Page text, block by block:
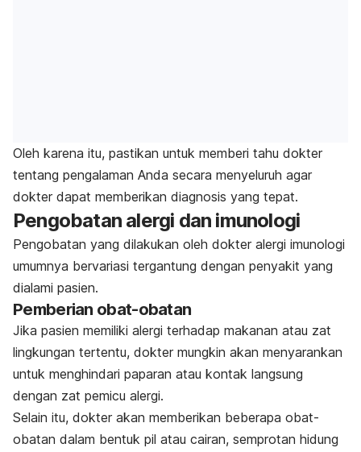
Oleh karena itu, pastikan untuk memberi tahu dokter
tentang pengalaman Anda secara menyeluruh agar
dokter dapat memberikan diagnosis yang tepat.
Pengobatan alergi dan imunologi
Pengobatan yang dilakukan oleh dokter alergi imunologi
umumnya bervariasi tergantung dengan penyakit yang
dialami pasien.
Pemberian obat-obatan
Jika pasien memiliki alergi terhadap makanan atau zat
lingkungan tertentu, dokter mungkin akan menyarankan
untuk menghindari paparan atau kontak langsung
dengan zat pemicu alergi.
Selain itu, dokter akan memberikan beberapa obat-
obatan dalam bentuk pil atau cairan, semprotan hidung